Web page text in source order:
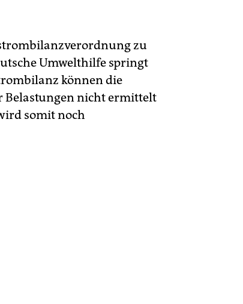
zu
Umwelthilfe springt
können die
Belastungen nicht ermittelt
somit noch